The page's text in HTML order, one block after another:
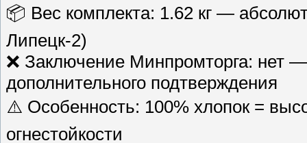
📦 Вес комплекта: 1.62 кг —
Липецк-2)
❌ Заключение Минпромторга: нет
дополнительного подтверждения
⚠️ Особенность: 100% хлопок =
огнестойкости